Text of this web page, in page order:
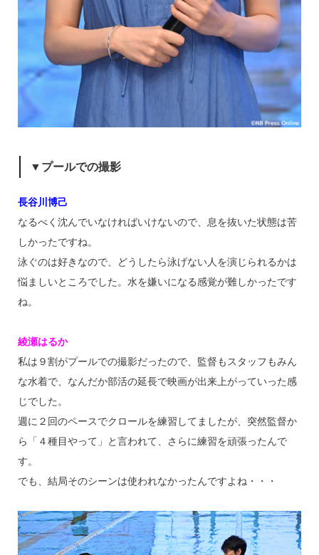
▼プールでの撮影
長谷川博己
なるべく沈んでいなければいけないので、息を抜いた状態は苦
しかったですね。
泳ぐのは好きなので、どうしたら泳げない人を演じられるかは
悩ましいところでした。水を嫌いになる感覚が難しかったです
ね。
綾瀬はるか
私は９割がプールでの撮影だったので、監督もスタッフもみん
な水着で、なんだか部活の延長で映画が出来上がっていった感
じでした。
週に２回のペースでクロールを練習してましたが、突然監督か
ら「４種目やって」と言われて、さらに練習を頑張ったんで
す。
でも、結局そのシーンは使われなかったんですよね・・・